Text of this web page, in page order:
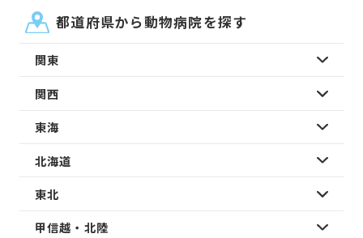
都道府県から動物病院を探す
関東
関西
東海
北海道
東北
甲信越・北陸